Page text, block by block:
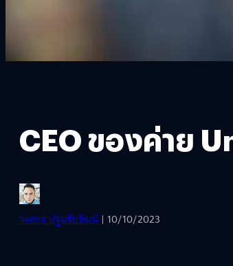
CEO ของค่าย
วงศกร ปฐมชัยวัฒน์ | 10/10/2023